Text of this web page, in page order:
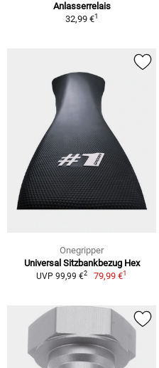
Anlasserrelais
32,99 €1
Onegripper
Universal Sitzbankbezug Hex
UVP 99,99 €2 79,99 €1